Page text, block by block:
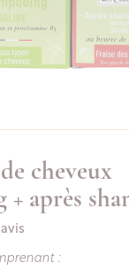
cheveux
+ après
: